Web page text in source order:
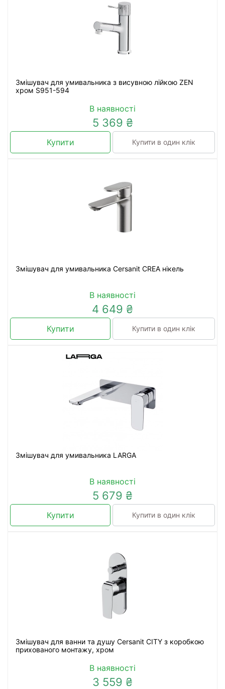
Змішувач для умивальника з висувною лійкою ZEN
хром S951-594
В наявності
5 369 ₴
Купити Купити в один клік
Змішувач для умивальника Cersanit CREA нікель
В наявності
4 649 ₴
Купити Купити в один клік
Змішувач для умивальника LARGA
В наявності
5 679 ₴
Купити Купити в один клік
Змішувач для ванни та душу Cersanit CITY з коробкою
прихованого монтажу, хром
В наявності
3 559 ₴